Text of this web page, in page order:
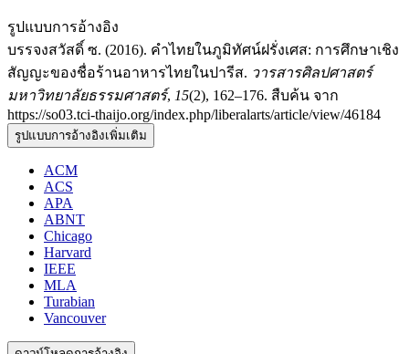
รูปแบบการอ้างอิง
บรรจงสวัสดิ์ ซ. (2016). คำไทยในภูมิทัศน์ฝรั่งเศส: การศึกษาเชิง
สัญญะของชื่อร้านอาหารไทยในปารีส. วารสารศิลปศาสตร์
มหาวิทยาลัยธรรมศาสตร์, 15(2), 162–176. สืบค้น จาก
https://so03.tci-thaijo.org/index.php/liberalarts/article/view/46184
รูปแบบการอ้างอิงเพิ่มเติม
ACM
ACS
APA
ABNT
Chicago
Harvard
IEEE
MLA
Turabian
Vancouver